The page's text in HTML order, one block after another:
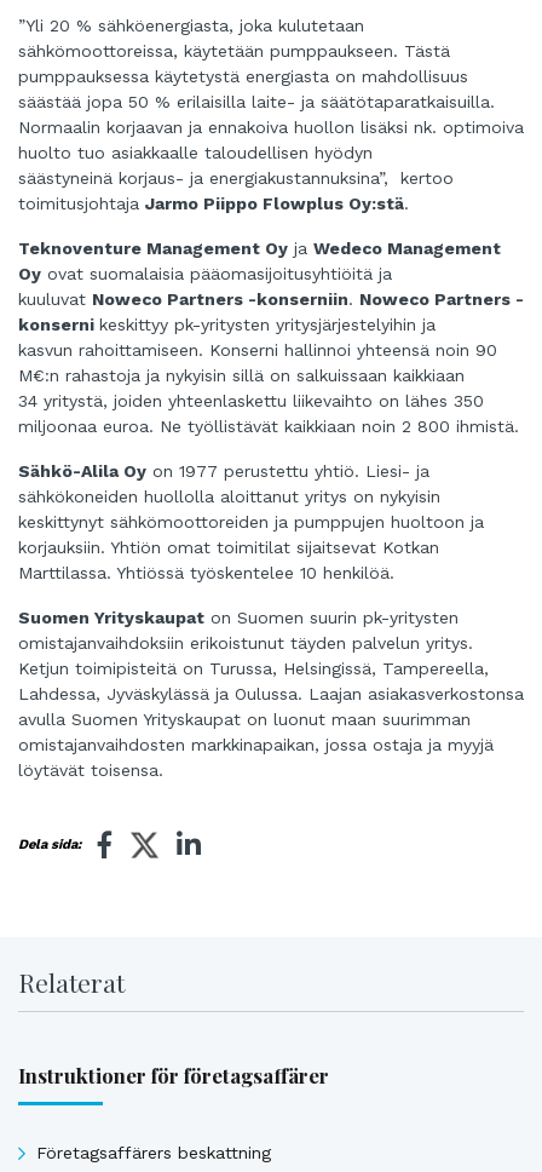
”Yli 20 % sähköenergiasta, joka kulutetaan
sähkömoottoreissa, käytetään pumppaukseen. Tästä
pumppauksessa käytetystä energiasta on mahdollisuus
säästää jopa 50 % erilaisilla laite- ja säätötaparatkaisuilla.
Normaalin korjaavan ja ennakoiva huollon lisäksi nk. optimoiva
huolto tuo asiakkaalle taloudellisen hyödyn
säästyneinä korjaus- ja energiakustannuksina”, kertoo
toimitusjohtaja Jarmo Piippo Flowplus Oy:stä.
Teknoventure Management Oy ja Wedeco Management
Oy ovat suomalaisia pääomasijoitusyhtiöitä ja
kuuluvat Noweco Partners -konserniin. Noweco Partners -
konserni keskittyy pk-yritysten yritysjärjestelyihin ja
kasvun rahoittamiseen. Konserni hallinnoi yhteensä noin 90
M€:n rahastoja ja nykyisin sillä on salkuissaan kaikkiaan
34 yritystä, joiden yhteenlaskettu liikevaihto on lähes 350
miljoonaa euroa. Ne työllistävät kaikkiaan noin 2 800 ihmistä.
Sähkö-Alila Oy on 1977 perustettu yhtiö. Liesi- ja
sähkökoneiden huollolla aloittanut yritys on nykyisin
keskittynyt sähkömoottoreiden ja pumppujen huoltoon ja
korjauksiin. Yhtiön omat toimitilat sijaitsevat Kotkan
Marttilassa. Yhtiössä työskentelee 10 henkilöä.
Suomen Yrityskaupat on Suomen suurin pk-yritysten
omistajanvaihdoksiin erikoistunut täyden palvelun yritys.
Ketjun toimipisteitä on Turussa, Helsingissä, Tampereella,
Lahdessa, Jyväskylässä ja Oulussa. Laajan asiakasverkostonsa
avulla Suomen Yrityskaupat on luonut maan suurimman
omistajanvaihdosten markkinapaikan, jossa ostaja ja myyjä
löytävät toisensa.
Dela sida:
Relaterat
Instruktioner för företagsaffärer
Företagsaffärers beskattning